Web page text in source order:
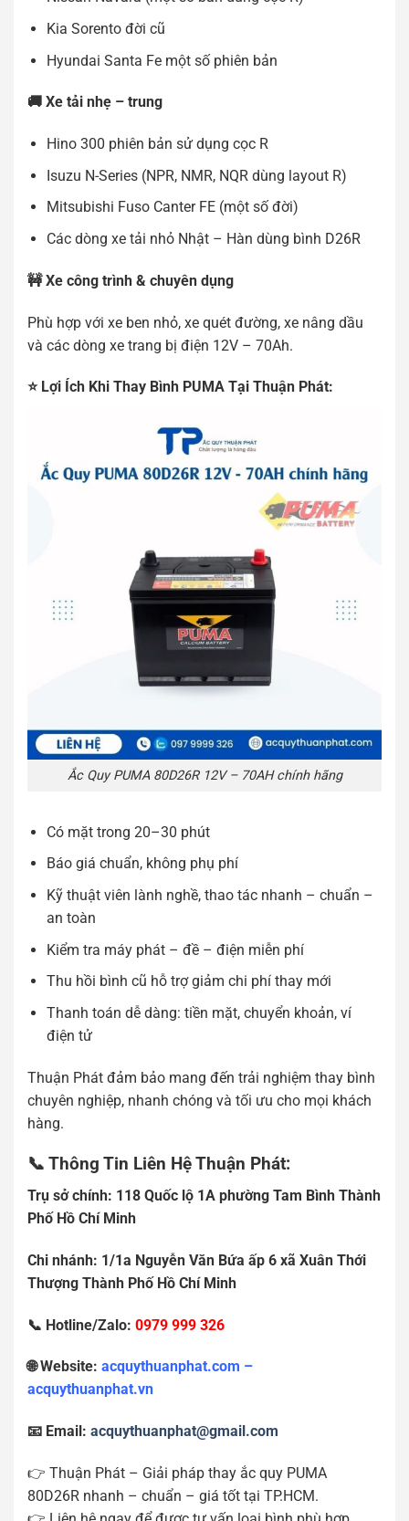
Kia Sorento đời cũ
Hyundai Santa Fe một số phiên bản
🚚 Xe tải nhẹ – trung
Hino 300 phiên bản sử dụng cọc R
Isuzu N-Series (NPR, NMR, NQR dùng layout R)
Mitsubishi Fuso Canter FE (một số đời)
Các dòng xe tải nhỏ Nhật – Hàn dùng bình D26R
🚧 Xe công trình & chuyên dụng
Phù hợp với xe ben nhỏ, xe quét đường, xe nâng dầu
và các dòng xe trang bị điện 12V – 70Ah.
⭐ Lợi Ích Khi Thay Bình PUMA Tại Thuận Phát:
Ắc Quy PUMA 80D26R 12V – 70AH chính hãng
Có mặt trong 20–30 phút
Báo giá chuẩn, không phụ phí
Kỹ thuật viên lành nghề, thao tác nhanh – chuẩn –
an toàn
Kiểm tra máy phát – đề – điện miễn phí
Thu hồi bình cũ hỗ trợ giảm chi phí thay mới
Thanh toán dễ dàng: tiền mặt, chuyển khoản, ví
điện tử
Thuận Phát đảm bảo mang đến trải nghiệm thay bình
chuyên nghiệp, nhanh chóng và tối ưu cho mọi khách
hàng.
📞 Thông Tin Liên Hệ Thuận Phát:
Trụ sởchính: 118 Quốc lộ 1A phường Tam Bình Thành
PhốHồ Chí Minh
Chi nhánh: 1/1a Nguyễn Văn Bứa ấp 6 xã Xuân Thới
Thượng Thành PhốHồ Chí Minh
📞 Hotline/Zalo: 0979 999 326
🌐 Website: acquythuanphat.com –
acquythuanphat.vn
📧 Email: acquythuanphat@gmail.com
👉 Thuận Phát – Giải pháp thay ắc quy PUMA
80D26R nhanh – chuẩn – giá tốt tại TP.HCM.